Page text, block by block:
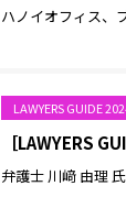
ハノイオフィス、
LAWYERS GUIDE
［LAWYERS
弁護士 川﨑 由理